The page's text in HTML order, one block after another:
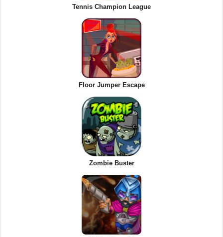
Tennis Champion League
Floor Jumper Escape
Zombie Buster